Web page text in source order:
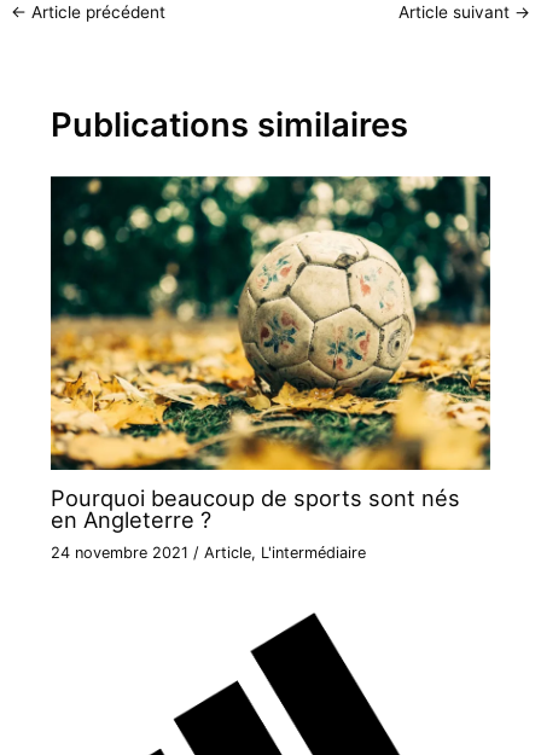
← Article précédent Article suivant →
Publications similaires
Pourquoi beaucoup de sports sont nés
en Angleterre ?
24 novembre 2021 / Article, L'intermédiaire